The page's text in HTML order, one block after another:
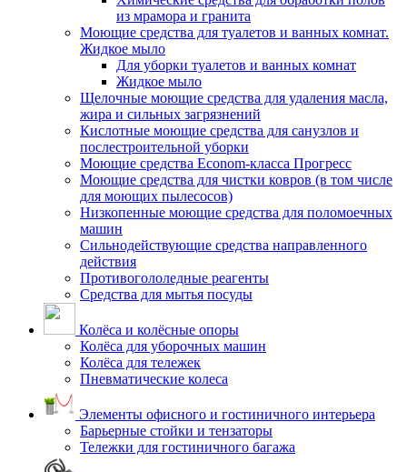
из мрамора и гранита
Моющие средства для туалетов и ванных комнат.
Жидкое мыло
Для уборки туалетов и ванных комнат
Жидкое мыло
Щелочные моющие средства для удаления масла,
жира и сильных загрязнений
Кислотные моющие средства для санузлов и
послестроительной уборки
Моющие средства Econom-класса Прогресс
Моющие средства для чистки ковров (в том числе
для моющих пылесосов)
Низкопенные моющие средства для поломоечных
машин
Сильнодействующие средства направленного
действия
Противогололедные реагенты
Средства для мытья посуды
Колёса и колёсные опоры
Колёса для уборочных машин
Колёса для тележек
Пневматические колеса
Элементы офисного и гостиничного интерьера
Барьерные стойки и тензаторы
Тележки для гостиничного багажа